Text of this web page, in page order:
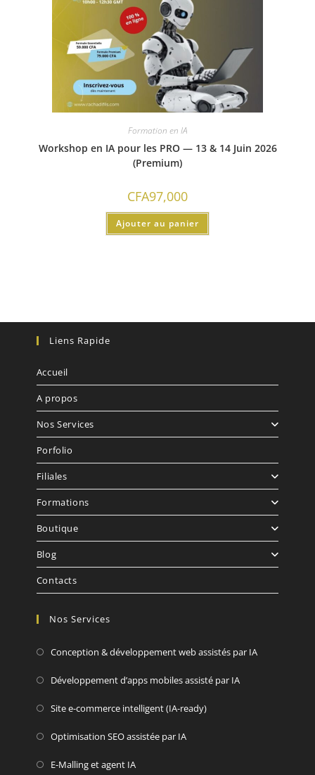
Formation en IA
Workshop en IA pour les PRO — 13 & 14 Juin 2026
(Premium)
CFA97,000
Ajouter au panier
Liens Rapide
Accueil
A propos
Nos Services
Porfolio
Filiales
Formations
Boutique
Blog
Contacts
Nos Services
Conception & développement web assistés par IA
Développement d’apps mobiles assisté par IA
Site e-commerce intelligent (IA-ready)
Optimisation SEO assistée par IA
E-Malling et agent IA